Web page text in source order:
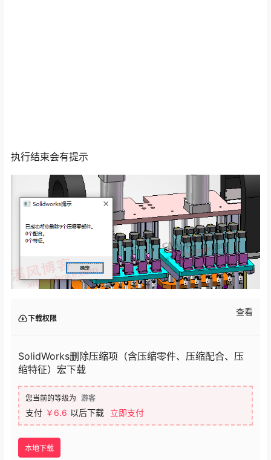
执行结束会有提示
下载权限
查看
SolidWorks删除压缩项（含压缩零件、压缩配合、压
缩特征）宏下载
您当前的等级为 游客
支付 ￥6.6 以后下载 立即支付
本地下载